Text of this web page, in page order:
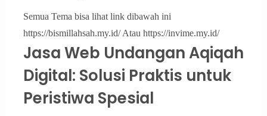
Semua Tema bisa lihat link dibawah ini
https://bismillahsah.my.id/ Atau https://invime.my.id/
Jasa Web Undangan Aqiqah
Digital: Solusi Praktis untuk
Peristiwa Spesial